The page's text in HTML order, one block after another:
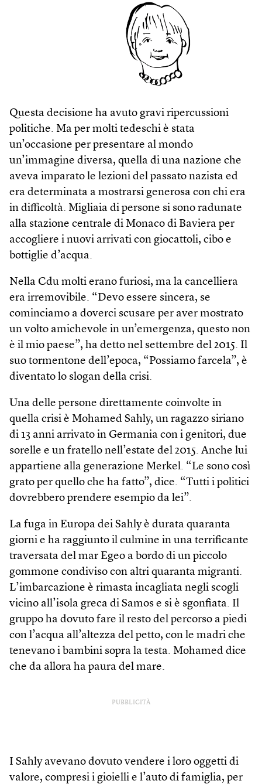
Questa decisione ha avuto gravi ripercussioni
politiche. Ma per molti tedeschi è stata
un’occasione per presentare al mondo
un’immagine diversa, quella di una nazione che
aveva imparato le lezioni del passato nazista ed
era determinata a mostrarsi generosa con chi era
in difficoltà. Migliaia di persone si sono radunate
alla stazione centrale di Monaco di Baviera per
accogliere i nuovi arrivati con giocattoli, cibo e
bottiglie d’acqua.
Nella Cdu molti erano furiosi, ma la cancelliera
era irremovibile. “Devo essere sincera, se
cominciamo a doverci scusare per aver mostrato
un volto amichevole in un’emergenza, questo non
è il mio paese”, ha detto nel settembre del 2015. Il
suo tormentone dell’epoca, “Possiamo farcela”, è
diventato lo slogan della crisi.
Una delle persone direttamente coinvolte in
quella crisi è Mohamed Sahly, un ragazzo siriano
di 13 anni arrivato in Germania con i genitori, due
sorelle e un fratello nell’estate del 2015. Anche lui
appartiene alla generazione Merkel. “Le sono così
grato per quello che ha fatto”, dice. “Tutti i politici
dovrebbero prendere esempio da lei”.
La fuga in Europa dei Sahly è durata quaranta
giorni e ha raggiunto il culmine in una terrificante
traversata del mar Egeo a bordo di un piccolo
gommone condiviso con altri quaranta migranti.
L’imbarcazione è rimasta incagliata negli scogli
vicino all’isola greca di Samos e si è sgonfiata. Il
gruppo ha dovuto fare il resto del percorso a piedi
con l’acqua all’altezza del petto, con le madri che
tenevano i bambini sopra la testa. Mohamed dice
che da allora ha paura del mare.
PUBBLICITÀ
I Sahly avevano dovuto vendere i loro oggetti di
valore, compresi i gioielli e l’auto di famiglia, per